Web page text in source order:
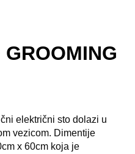
električni sto dolazi u
vezicom. Dimentije
x 60cm koja je